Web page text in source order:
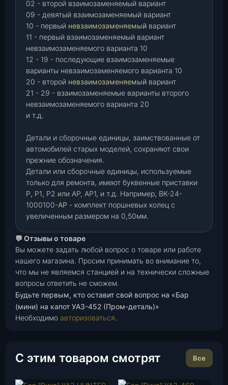
02 - второй взаимозаменяемый вариант
09 - девятый взаимозаменяемый вариант
10 - первый невзаимозаменяемый вариант
11 - первый взаимозаменяемый вариант
невзаимозаменяемого варианта 10
12 - 19 - последующие взаимозаменяемые
варианты невзаимозаменяемого варианта 10
20 - второй невзаимозаменяемый вариант
21 - 29 - взаимозаменяемые варианты второго
невзаимозаменяемого варианта 20
и т.д.
Детали и сборочные единицы, заимствованные от
автомобилей старых моделей, сохраняют свои
прежние обозначения.
Детали или сборочные единицы, используемые
только для ремонта, имеют буквенные приставки
Р, Р1, Р2 или АР, АР1, и т.д. Например, ВК-24-
1000100-АР - комплект поршневых колец с
увеличенным размером на 0,50мм.
💬 Отзывы о товаре
Вы можете задать любой вопрос о товаре или работе
нашего магазина. Просим принимать во внимание то,
что мы не являемся станцией и на технически сложные
вопросы ответить не сможем.
Будьте первым, кто оставит свой вопрос на «Бар
(мини) на капот УАЗ-452 (Пром-деталь)»
Необходимо авторизоваться.
С этим товаром смотрят Все